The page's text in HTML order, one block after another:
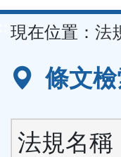
容
區
現在位置： 法
條文
法規名稱